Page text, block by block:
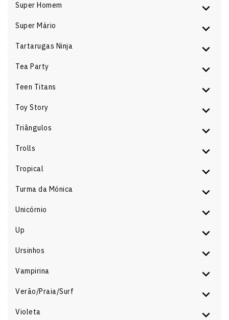
Super Homem
Super Mário
Tartarugas Ninja
Tea Party
Teen Titans
Toy Story
Triângulos
Trolls
Tropical
Turma da Mónica
Unicórnio
Up
Ursinhos
Vampirina
Verão/Praia/Surf
Violeta